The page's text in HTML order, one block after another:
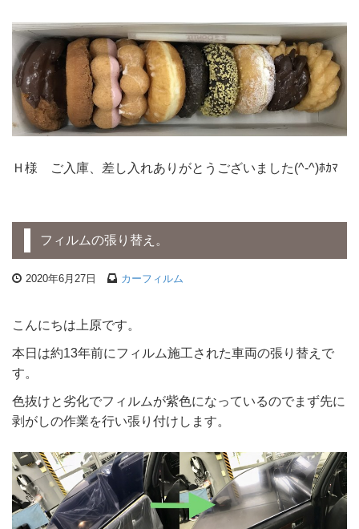
Ｈ様 ご入庫、差し入れありがとうございました(^-^)ﾎｶﾏ
フィルムの張り替え。
2020年6月27日 カーフィルム
こんにちは上原です。
本日は約13年前にフィルム施工された車両の張り替えで
す。
色抜けと劣化でフィルムが紫色になっているのでまず先に
剥がしの作業を行い張り付けします。